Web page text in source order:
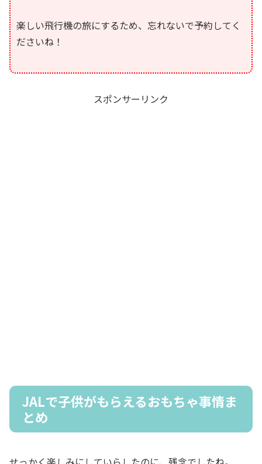
楽しい飛行機の旅にするため、忘れないで予約してく
ださいね！
スポンサーリンク
JALで子供がもらえるおもちゃ事情ま
とめ